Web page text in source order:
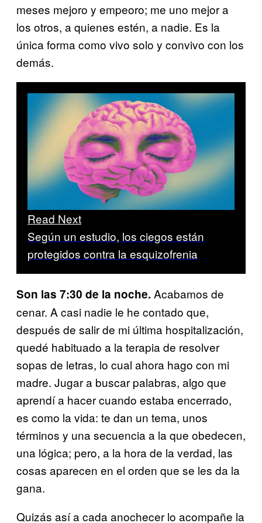
meses mejoro y empeoro; me uno mejor a
los otros, a quienes estén, a nadie. Es la
única forma como vivo solo y convivo con los
demás.
Read Next
Según un estudio, los ciegos están
protegidos contra la esquizofrenia
Son las 7:30 de la noche. Acabamos de
cenar. A casi nadie le he contado que,
después de salir de mi última hospitalización,
quedé habituado a la terapia de resolver
sopas de letras, lo cual ahora hago con mi
madre. Jugar a buscar palabras, algo que
aprendí a hacer cuando estaba encerrado,
es como la vida: te dan un tema, unos
términos y una secuencia a la que obedecen,
una lógica; pero, a la hora de la verdad, las
cosas aparecen en el orden que se les da la
gana.
Quizás así a cada anochecer lo acompañe la